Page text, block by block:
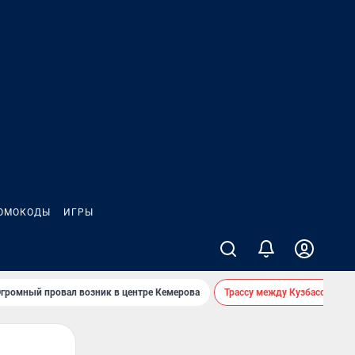
ИГРЫ
провал возник в центре Кемерова Трассу между Кузбассом и